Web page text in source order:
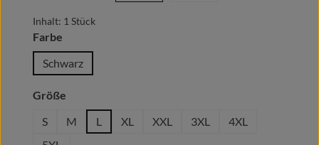
Inhalt: 1 Stück
Farbe
Schwarz
Größe
S
M L XL XXL 3XL
4XL